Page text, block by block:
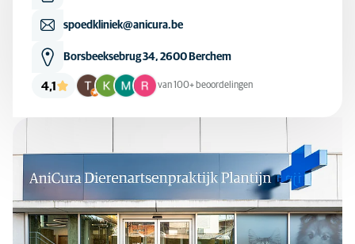
spoedkliniek@anicura.be
Borsbeeksebrug 34, 2600 Berchem
4,1 van 100+ beoordelingen